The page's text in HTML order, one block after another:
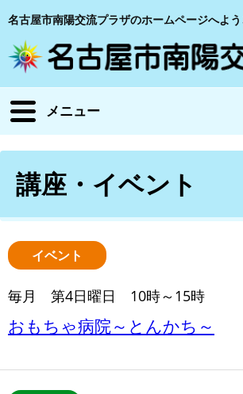
名古屋市南陽交流プラザのホームページへよ
メニュー
講座・イベント
イベント
毎月 第4日曜日 10時～15時
おもちゃ病院～とんかち～